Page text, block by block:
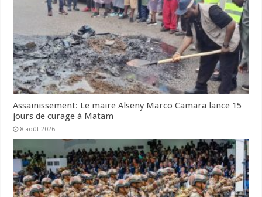
Assainissement: Le maire Alseny Marco Camara lance 15
jours de curage à Matam
8 août 2026